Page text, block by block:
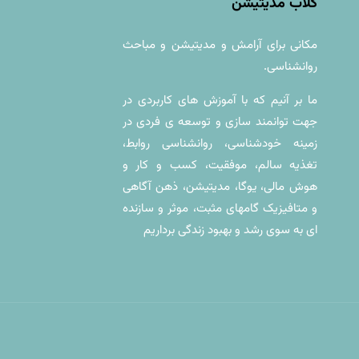
مکانی براى آرامش و مديتيشن و مباحث
روانشناسی.
ما بر آنیم که با آموزش های کاربردی در
جهت توانمند سازی و توسعه ی فردی در
زمینه خودشناسی، روانشناسی روابط،
تغذیه سالم، موفقیت، کسب و کار و
هوش مالی، یوگا، مدیتیشن، ذهن آگاهی
و متافیزیک گامهای مثبت، موثر و سازنده
ای به سوی رشد و بهبود زندگی برداریم